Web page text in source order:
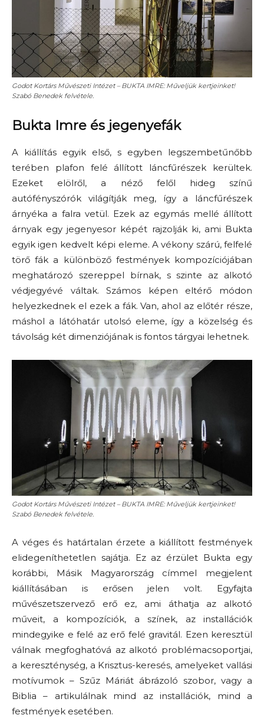
Godot Kortárs Művészeti Intézet – BUKTA IMRE: Műveljük kertjeinket!
Szabó Benedek felvétele.
Bukta Imre és jegenyefák
A kiállítás egyik első, s egyben legszembetűnőbb
terében plafon felé állított láncfűrészek kerültek.
Ezeket elölről, a néző felől hideg színű
autófényszórók világítják meg, így a láncfűrészek
árnyéka a falra vetül. Ezek az egymás mellé állított
árnyak egy jegenyesor képét rajzolják ki, ami Bukta
egyik igen kedvelt képi eleme. A vékony szárú, felfelé
törő fák a különböző festmények kompozíciójában
meghatározó szereppel bírnak, s szinte az alkotó
védjegyévé váltak. Számos képen eltérő módon
helyezkednek el ezek a fák. Van, ahol az előtér része,
máshol a látóhatár utolsó eleme, így a közelség és
távolság két dimenziójának is fontos tárgyai lehetnek.
Godot Kortárs Művészeti Intézet – BUKTA IMRE: Műveljük kertjeinket!
Szabó Benedek felvétele.
A véges és határtalan érzete a kiállított festmények
elidegeníthetetlen sajátja. Ez az érzület Bukta egy
korábbi, Másik Magyarország címmel megjelent
kiállításában is erősen jelen volt. Egyfajta
művészetszervező erő ez, ami áthatja az alkotó
műveit, a kompozíciók, a színek, az installációk
mindegyike e felé az erő felé gravitál. Ezen keresztül
válnak megfoghatóvá az alkotó problémacsoportjai,
a kereszténység, a Krisztus-keresés, amelyeket vallási
motívumok – Szűz Máriát ábrázoló szobor, vagy a
Biblia – artikulálnak mind az installációk, mind a
festmények esetében.